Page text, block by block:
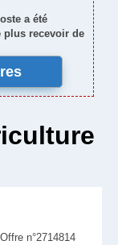
a été
plus recevoir de
Offre n°2714814